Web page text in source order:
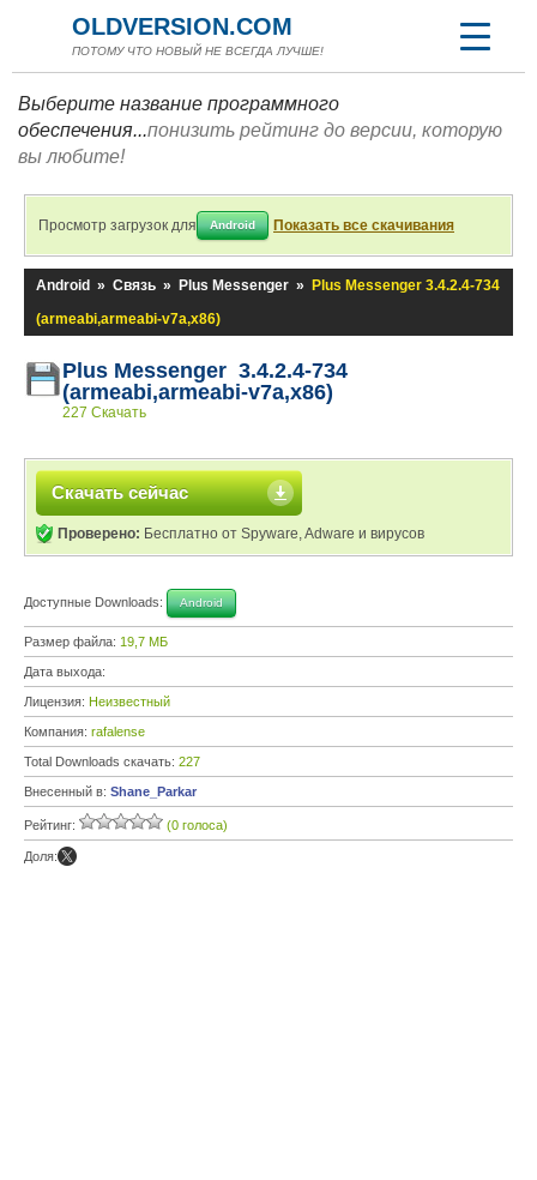
OLDVERSION.COM
ПОТОМУ ЧТО НОВЫЙ НЕ ВСЕГДА ЛУЧШЕ!
Выберите название программного
обеспечения...понизить рейтинг до версии, которую
вы любите!
Просмотр загрузок для Android Показать все скачивания
Android » Связь » Plus Messenger »
Plus Messenger 3.4.2.4-734
(armeabi,armeabi-v7a,x86)
Plus Messenger 3.4.2.4-734
(armeabi,armeabi-v7a,x86)
227 Скачать
Скачать сейчас
Проверено: Бесплатно от Spyware, Adware и вирусов
Доступные Downloads: Android
Размер файла: 19,7 МБ
Дата выхода:
Лицензия: Неизвестный
Компания: rafalense
Total Downloads скачать: 227
Внесенный в: Shane_Parkar
Рейтинг: (0 голоса)
Доля: